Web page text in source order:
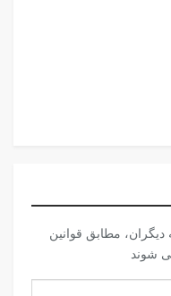
ديگران، مطابق قوانين
شوند